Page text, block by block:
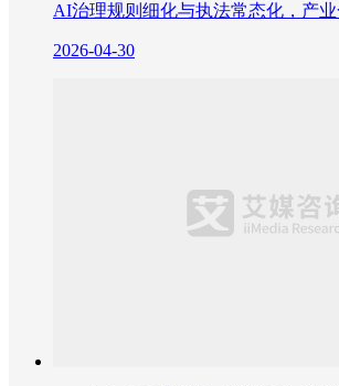
AI治理规则细化与执法常态化，产
2026-04-30